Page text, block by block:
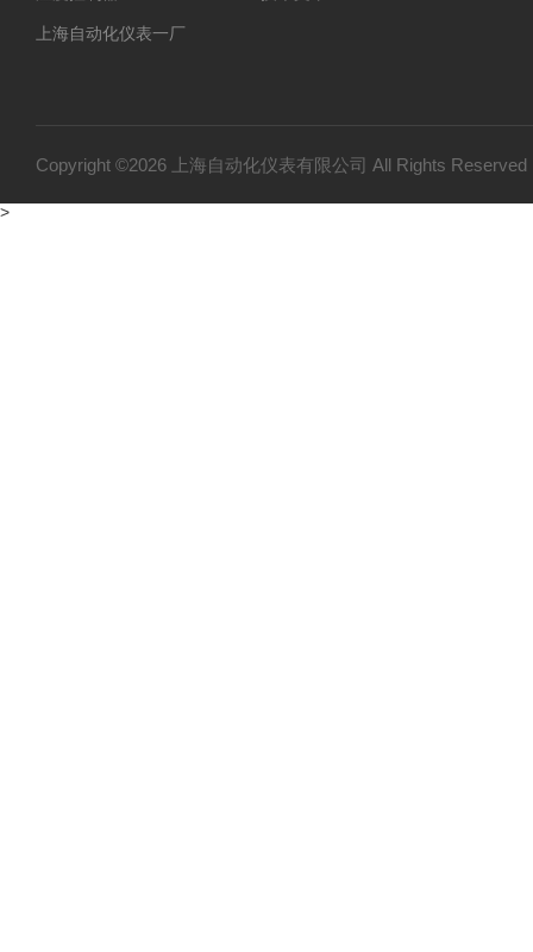
上海自动化仪表一厂
压力变送器
Copyright ©2026 上海自动化仪表有限公司 All Rights
>